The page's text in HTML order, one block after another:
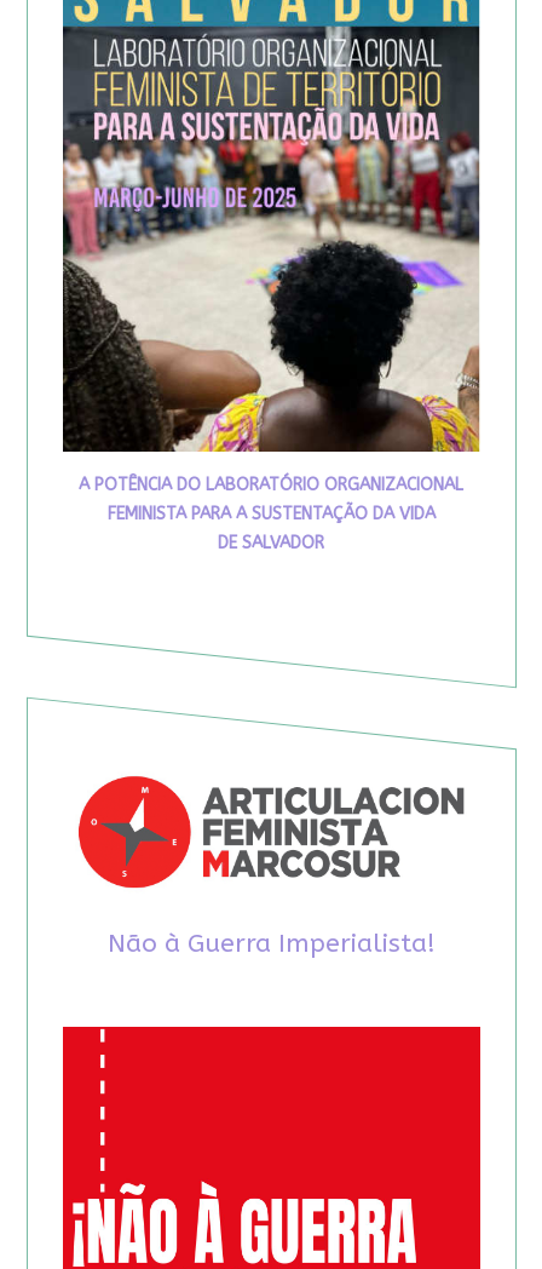
A POTÊNCIA DO LABORATÓRIO ORGANIZACIONAL
FEMINISTA PARA A SUSTENTAÇÃO DA VIDA
DE SALVADOR
Não à Guerra Imperialista!